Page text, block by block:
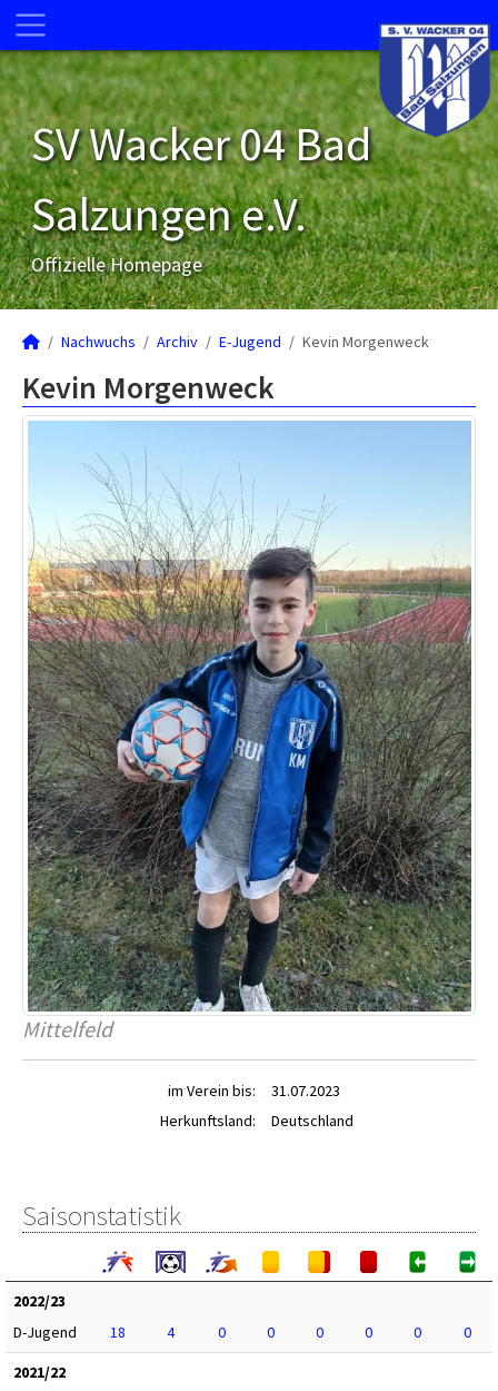
SV Wacker 04 Bad
Salzungen e.V.
Offizielle Homepage
Nachwuchs Archiv E-Jugend Kevin Morgenweck
Kevin Morgenweck
Mittelfeld
im Verein bis:
31.07.2023
Herkunftsland:
Deutschland
Saisonstatistik
2022/23
D-Jugend
18 4 0 0 0 0 0
0
2021/22